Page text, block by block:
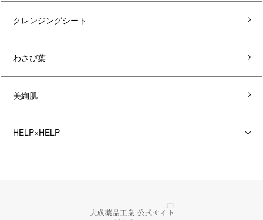
クレンジングシート
わさび葉
美絢肌
HELP×HELP